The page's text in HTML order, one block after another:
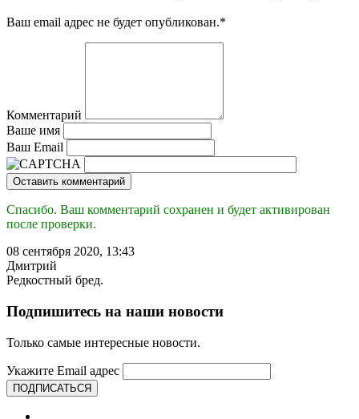
Ваш email адрес не будет опубликован.*
Комментарий
Ваше имя
Ваш Email
Оставить комментарий
Спасибо. Ваш комментарий сохранен и будет активирован
после проверки.
08 сентября 2020, 13:43
Дмитрий
Редкостный бред.
Подпишитесь на наши новости
Только самые интересные новости.
Укажите Email адрес
ПОДПИСАТЬСЯ